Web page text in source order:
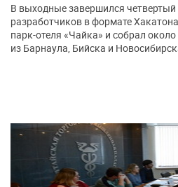
В выходные завершился четвертый
разработчиков в формате
парк-отеля «Чайка» и собрал
из Барнаула, Бийска и